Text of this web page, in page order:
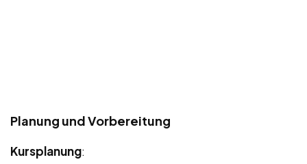
Planung und Vorbereitung
Kursplanung: